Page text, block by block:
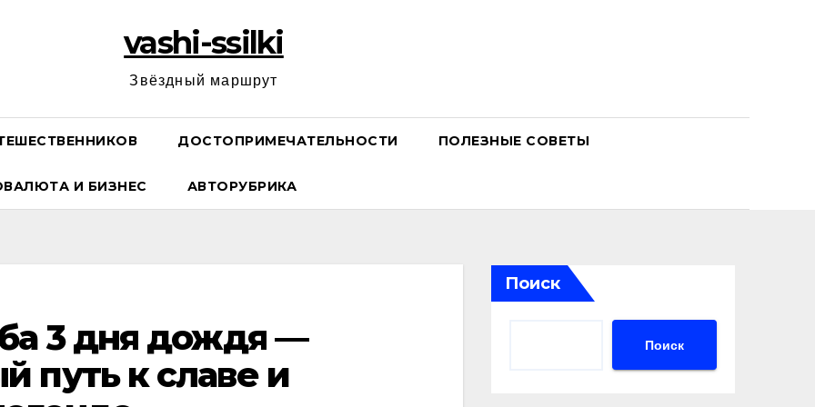
vashi-ssilki
Звёздный маршрут
ДОСТОПРИМЕЧАТЕЛЬНОСТИ ПОЛЕЗНЫЕ СОВЕТЫ
И БИЗНЕС АВТОРУБРИКА
3 дня дождя —
путь к славе и
Поиск
Поиск